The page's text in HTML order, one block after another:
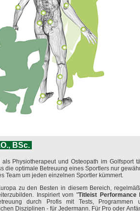
BSc.
Physiotherapeut und Osteopath im Golfsport
die optimale Betreuung eines Sportlers nur
Team um jeden einzelnen Sportler kümmert.
zu den Besten in diesem Bereich,
Inspiriert vom "Titleist Performance
durch Profis mit Tests, Programmen
Disziplinen - für Jedermann. Für Pro oder